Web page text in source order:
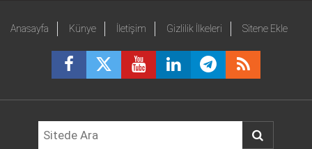
Anasayfa Künye İletişim Gizlilik İlkeleri Sitene Ekle